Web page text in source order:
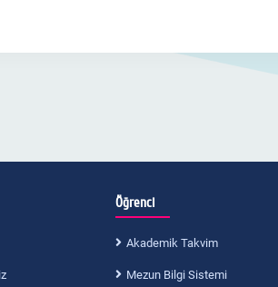
Öğrenci
Akademik Takvim
Mezun Bilgi Sistemi